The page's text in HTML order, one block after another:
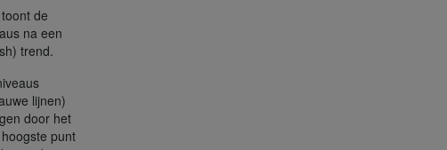
toont de
na een
trend.
lijnen)
door het
punt